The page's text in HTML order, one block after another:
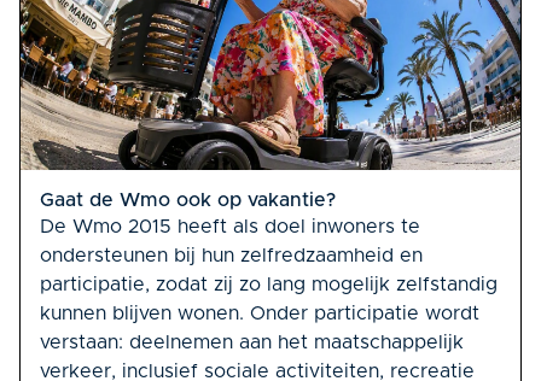
Gaat de Wmo ook op vakantie?
De Wmo 2015 heeft als doel inwoners te
ondersteunen bij hun zelfredzaamheid en
participatie, zodat zij zo lang mogelijk zelfstandig
kunnen blijven wonen. Onder participatie wordt
verstaan: deelnemen aan het maatschappelijk
verkeer, inclusief sociale activiteiten, recreatie